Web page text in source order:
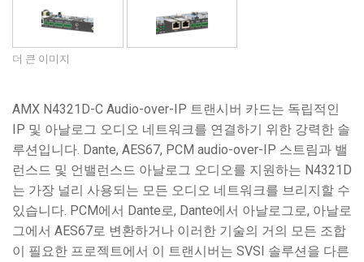
더 큰 이미지
AMX N4321D-C Audio-over-IP 트랜시버 카드는 독립적인
IP 및 아날로그 오디오 네트워크를 연결하기 위한 강력한 솔
루션입니다. Dante, AES67, PCM audio-over-IP 스트림과 밸
런스드 및 언밸런스드 아날로그 오디오를 지원하는 N4321D
는 가장 널리 사용되는 모든 오디오 네트워크를 브리지할 수
있습니다. PCM에서 Dante로, Dante에서 아날로그로, 아날로
그에서 AES67로 변환하거나 이러한 기술의 거의 모든 조합
이 필요한 프로젝트에서 이 트랜시버는 SVSI 솔루션을 다른